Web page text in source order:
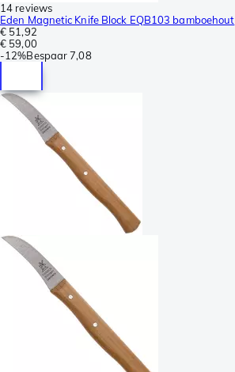
14 reviews
Eden Magnetic Knife Block EQB103 bamboehout
€ 51,92
€ 59,00
-12%Bespaar 7,08